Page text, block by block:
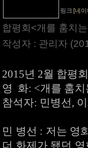
링크 [네
합평회<개를 훔치
작성자 : 관리자
2015년 2월 합평
영 화: <개를 훔
참석자: 민병선,
민 병선 : 저는 영